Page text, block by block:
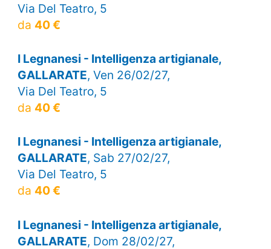
Via Del Teatro, 5
da 40 €
I Legnanesi - Intelligenza artigianale,
GALLARATE, Ven 26/02/27,
Via Del Teatro, 5
da 40 €
I Legnanesi - Intelligenza artigianale,
GALLARATE, Sab 27/02/27,
Via Del Teatro, 5
da 40 €
I Legnanesi - Intelligenza artigianale,
GALLARATE, Dom 28/02/27,